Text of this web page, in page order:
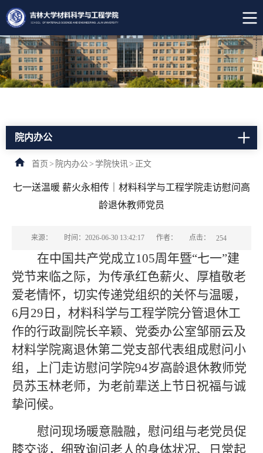
院内办公
首页 > 院内办公> 学院快讯 > 正文
七一送温暖 薪火永相传｜材料科学与工程学院走访慰问高
龄退休教师党员
来源： 时间：2026-06-30 13:42:17 作者： 点击： 254
在中国共产党成立105周年暨“七一”建
党节来临之际，为传承红色薪火、厚植敬老
爱老情怀，切实传递党组织的关怀与温暖，
6月29日，材料科学与工程学院分管退休工
作的行政副院长辛颖、党委办公室邹丽云及
材料学院离退休第二党支部代表组成慰问小
组，上门走访慰问学院94岁高龄退休教师党
员苏玉林老师，为老前辈送上节日祝福与诚
挚问候。
慰问现场暖意融融，慰问组与老党员促
膝交谈，细致询问老人的身体状况、日常起